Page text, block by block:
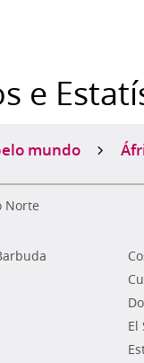
e
mundo
Norte
El